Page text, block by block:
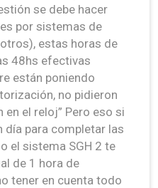
se debe hacer
por sistemas de
otros), estas horas de
48hs efectivas
están poniendo
no pidieron
el reloj” Pero eso si
para completar las
el sistema SGH 2 te
de 1 hora de
tener en cuenta todo